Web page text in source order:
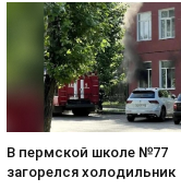
В пермской школе №77
загорелся холодильник